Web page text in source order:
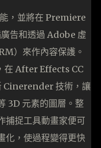
，並將在 Premiere
告和透過 Adobe 虛
）來作內容保護。
在 After Effects CC
Cinerender 技術，讓
3D 元素的圖層。整
捕捉工具動畫家便可
化，使過程變得更快